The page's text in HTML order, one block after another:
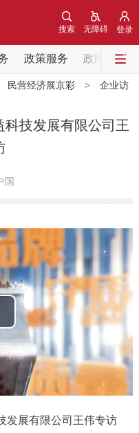
登录
无障碍
搜索
政策服务 政民互动
中央部委动态
部门动态
回应关切
部门服务
民营经济展京彩> 企业访
科技发展有限公司王
国
发展有限公司王伟专访